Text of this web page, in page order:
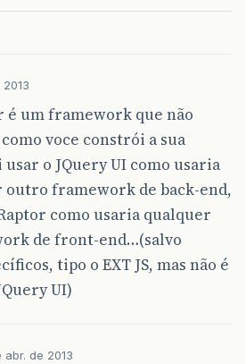
é um framework que não
voce constrói a sua
o JQuery UI como usaria
outro framework de back-end,
como usaria qualquer
de front-end…(salvo
tipo o EXT JS, mas não é
UI)
abr. de 2013